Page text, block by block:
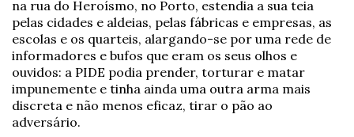
na rua do Heroísmo, no Porto, estendia a sua teia
pelas cidades e aldeias, pelas fábricas e empresas, as
escolas e os quarteis, alargando-se por uma rede de
informadores e bufos que eram os seus olhos e
ouvidos: a PIDE podia prender, torturar e matar
impunemente e tinha ainda uma outra arma mais
discreta e não menos eficaz, tirar o pão ao
adversário.